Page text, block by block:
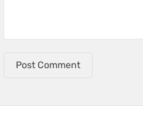
Post Comment